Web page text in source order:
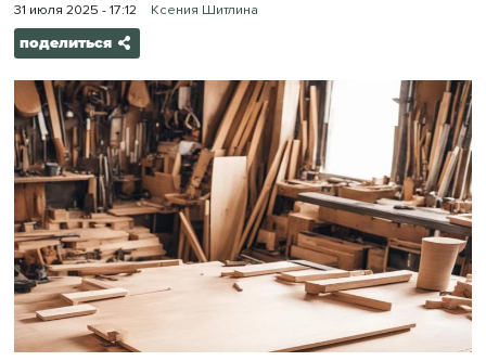
31 июля 2025 - 17:12 Ксения Шитлина
поделиться